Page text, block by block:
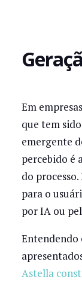
Em empresas
que tem
emergente
percebido é
do
para o
por IA ou
Entendendo
Astella